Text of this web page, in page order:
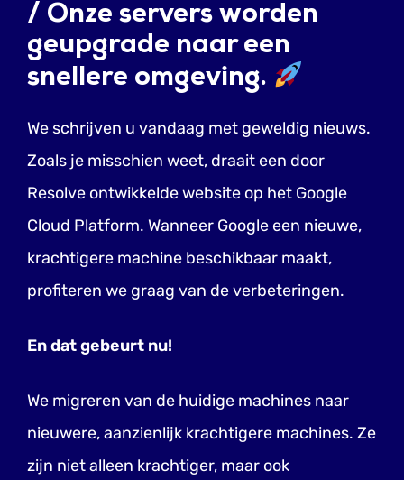
/ Onze servers worden
geupgrade naar een
snellere omgeving.
We schrijven u vandaag met geweldig nieuws.
Zoals je misschien weet, draait een door
Resolve ontwikkelde website op het Google
Cloud Platform. Wanneer Google een nieuwe,
krachtigere machine beschikbaar maakt,
profiteren we graag van de verbeteringen.
En dat gebeurt nu!
We migreren van de huidige machines naar
nieuwere, aanzienlijk krachtigere machines. Ze
zijn niet alleen krachtiger, maar ook